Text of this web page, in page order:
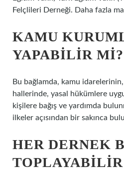
Felçlileri Derneği. Daha fazla
KAMU
YAPABILIR MI?
Bu bağlamda, kamu
hallerinde, yasal hükümlere
kişilere bağış ve yardımda
ilkeler açısından bir sakınca
HER DERNEK